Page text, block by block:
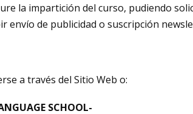
la impartición del curso, pudiendo
envío de publicidad o suscripción
a través del Sitio Web o:
SCHOOL-